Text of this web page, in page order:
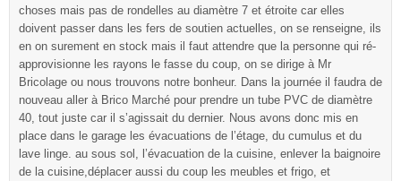
choses mais pas de rondelles au diamètre 7 et étroite car elles
doivent passer dans les fers de soutien actuelles, on se renseigne, ils
en on surement en stock mais il faut attendre que la personne qui ré-
approvisionne les rayons le fasse du coup, on se dirige à Mr
Bricolage ou nous trouvons notre bonheur. Dans la journée il faudra de
nouveau aller à Brico Marché pour prendre un tube PVC de diamètre
40, tout juste car il s’agissait du dernier. Nous avons donc mis en
place dans le garage les évacuations de l’étage, du cumulus et du
lave linge. au sous sol, l’évacuation de la cuisine, enlever la baignoire
de la cuisine,déplacer aussi du coup les meubles et frigo, et